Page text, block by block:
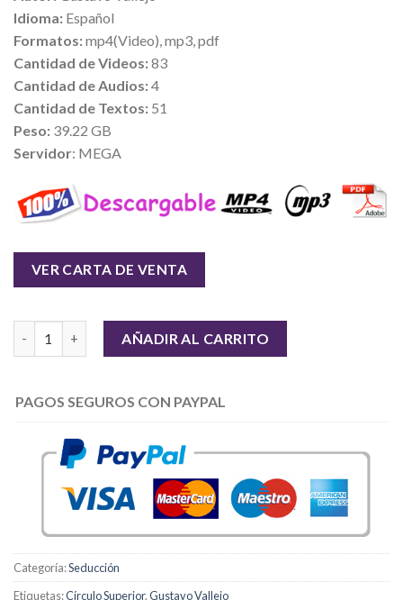
Idioma: Español
Formatos:mp4(Video), mp3, pdf
Cantidad de Videos:83
Cantidad de Audios:4
Cantidad de Textos: 51
Peso: 39.22 GB
Servidor: MEGA
VER CARTA DE VENTA
AÑADIR AL CARRITO
PAGOS SEGUROS CON PAYPAL
Categoría:Seducción
Etiquetas:Círculo Superior,Gustavo Vallejo